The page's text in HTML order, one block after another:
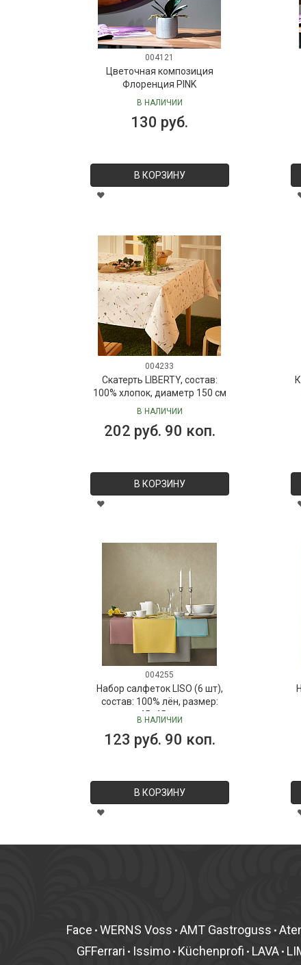
004121
Цветочная композиция
Флоренция PINK
В НАЛИЧИИ
130 руб.
В КОРЗИНУ
004233
Скатерть LIBERTY, состав:
100% хлопок, диаметр 150 см
В НАЛИЧИИ
202 руб. 90 коп.
В КОРЗИНУ
004255
Набор салфеток LISO (6 шт),
состав: 100% лён, размер:
45х45 см
В НАЛИЧИИ
123 руб. 90 коп.
В КОРЗИНУ
Face • WERNS Voss • AMT Gastroguss •
GFFerrari • Issimo • Küchenprofi • LAVA •